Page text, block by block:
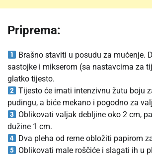
Priprema:
Brašno staviti u posudu za mućenje.
sastojke i mikserom (sa nastavcima za
glatko tijesto.
Tijesto će imati intenzivnu žutu boju
pudingu, a biće mekano i pogodno za
Oblikovati valjak debljine oko 2 cm,
dužine 1 cm.
Dva pleha od rerne obložiti papirom
Oblikovati male roščiće i slagati ih u